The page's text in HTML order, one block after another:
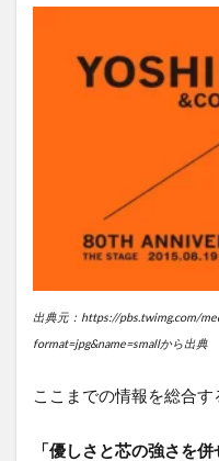
出典元：https://pbs.twimg.com/
format=jpg&name=smallから出典
ここまでの情報を総合す
「優しさと芯の強さを併